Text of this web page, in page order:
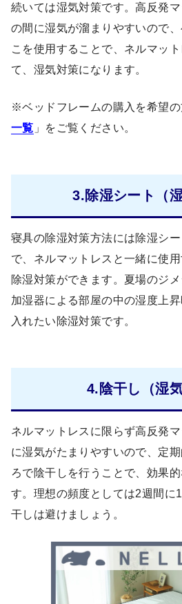
続いては湿気対策です。高反発
の間に湿気が溜まりやすいので
こを使用することで、ネルマッ
て、湿気対策になります。
※ベッドフレームの購入を希望
一覧 」をご覧ください。
3.除湿シート（湿
寝具の除湿対策方法には除湿シ
で、ネルマットレスと一緒に使
除湿対策ができます。夏場のジ
加湿器による部屋の中の湿度上
入れたい除湿対策です。
4.陰干し（湿気
ネルマットレスに限らず高反発
に湿気がたまりやすいので、定
ろで陰干しを行うことで、効果
す。理想の頻度としては2週間に
干しは避けましょう。